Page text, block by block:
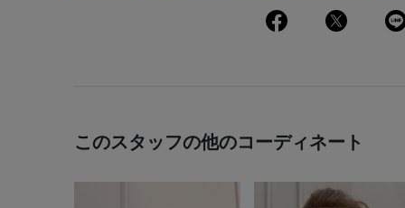
このスタッフの他のコーディネート